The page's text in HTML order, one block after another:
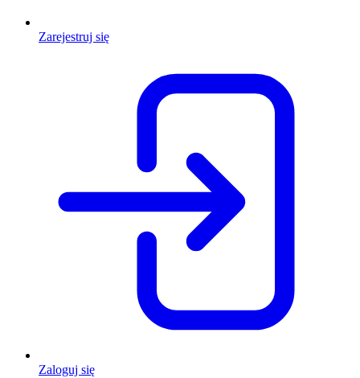
Zarejestruj się
Zaloguj się